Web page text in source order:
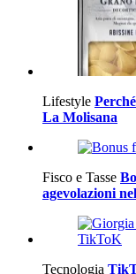
Lifestyle
La Molisana
Fisco e Tasse
agevolazioni
Tecnologia